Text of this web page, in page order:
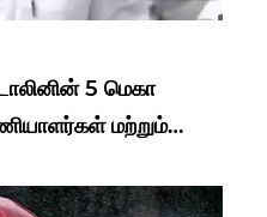
5 மெகா
மற்றும்